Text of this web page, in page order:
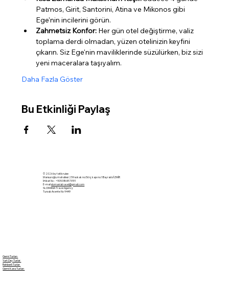
Patmos, Girit, Santorini, Atina ve Mikonos gibi
Ege'nin incilerini görün.
Zahmetsiz Konfor: Her gün otel değiştirme, valiz
toplama derdi olmadan, yüzen otelinizin keyfini
çıkarın. Siz Ege'nin maviliklerinde süzülürken, biz sizi
yeni maceralara taşıyalım.
Daha Fazla Göster
Bu Etkinliği Paylaş
Gemi Turları
Yurt Dışı Turlar
Rehberli Turlar
Gemi Kara Turları
© 2026 by tatilcruise
Mansuroğlu mahallesi 259 sokak no:56 iç kapı no:1 Bayraklı/İZMİR
İrtibat No - +905386873191
E-mailslomaniatravel@gmail.com
SLOMANIA Travel Agency
Tursab Acente No 9449